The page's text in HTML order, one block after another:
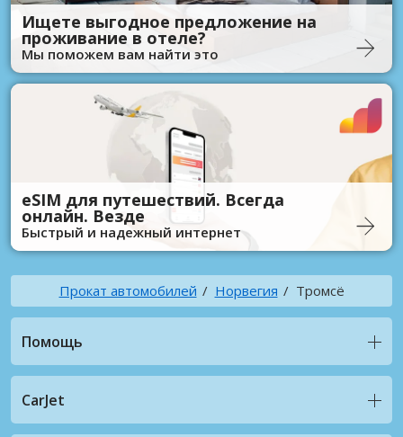
Ищете выгодное предложение на
проживание в отеле?
Мы поможем вам найти это
eSIM для путешествий. Всегда
онлайн. Везде
Быстрый и надежный интернет
Прокат автомобилей Норвегия Тромсё
Помощь
CarJet